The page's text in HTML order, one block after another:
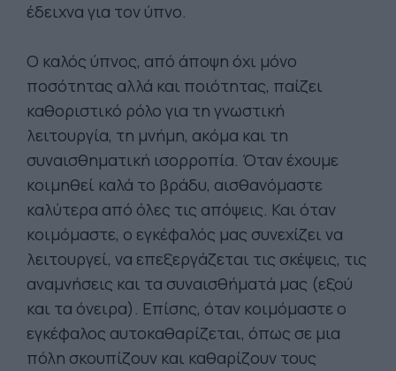
έδειχνα για τον ύπνο.
Ο καλός ύπνος, από άποψη όχι μόνο
ποσότητας αλλά και ποιότητας, παίζει
καθοριστικό ρόλο για τη γνωστική
λειτουργία, τη μνήμη, ακόμα και τη
συναισθηματική ισορροπία. Όταν έχουμε
κοιμηθεί καλά το βράδυ, αισθανόμαστε
καλύτερα από όλες τις απόψεις. Και όταν
κοιμόμαστε, ο εγκέφαλός μας συνεχίζει να
λειτουργεί, να επεξεργάζεται τις σκέψεις, τις
αναμνήσεις και τα συναισθήματά μας (εξού
και τα όνειρα). Επίσης, όταν κοιμόμαστε ο
εγκέφαλος αυτοκαθαρίζεται, όπως σε μια
πόλη σκουπίζουν και καθαρίζουν τους